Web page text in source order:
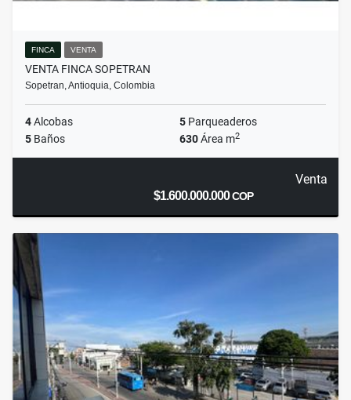
FINCA VENTA
VENTA FINCA SOPETRAN
Sopetran, Antioquia, Colombia
4Alcobas 5 Parqueaderos
5 Baños 630Área m2
Venta
$1.600.000.000COP